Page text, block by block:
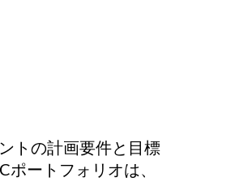
トの計画要件と目標
ートフォリオは、